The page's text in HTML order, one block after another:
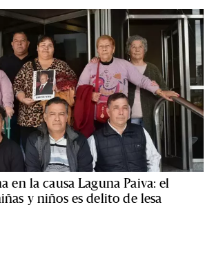
en la causa Laguna Paiva: el
y niños es delito de lesa